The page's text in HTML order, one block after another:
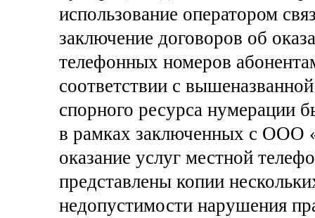
использование оператором
заключение договоров об
телефонных номеров
соответствии с
спорного ресурса нумерации
в рамках заключенных с ООО
оказание услуг местной
представлены копии
недопустимости нарушения